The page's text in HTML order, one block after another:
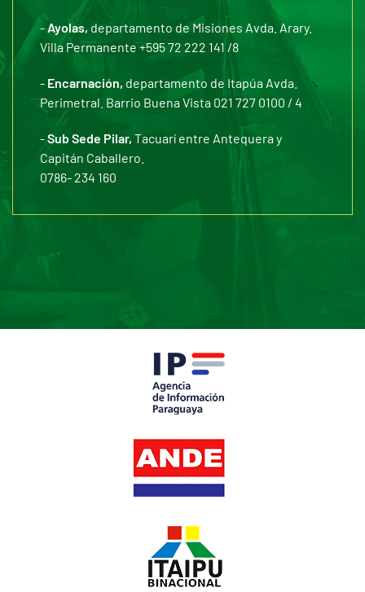
-Ayolas, departamento de Misiones Avda. Arary.
Villa Permanente +595 72 222 141 /8
- Encarnación, departamento de Itapúa Avda.
Perimetral. Barrio Buena Vista 021 727 0100 / 4
-Sub Sede Pilar, Tacuarí entre Antequera y
Capitán Caballero.
0786- 234 160